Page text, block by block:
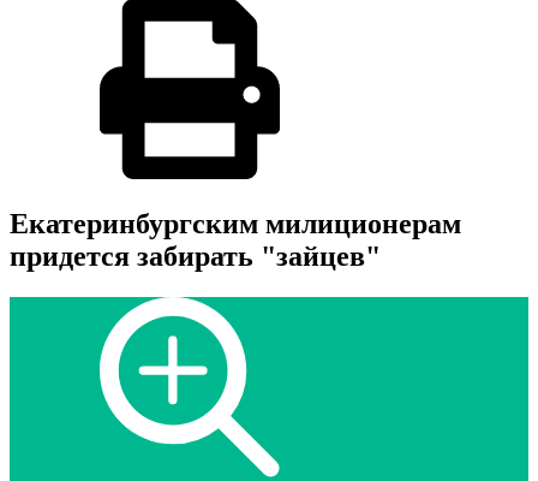
Екатеринбургским милиционерам
придется забирать "зайцев"